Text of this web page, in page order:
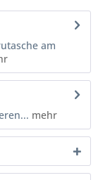
am
mehr